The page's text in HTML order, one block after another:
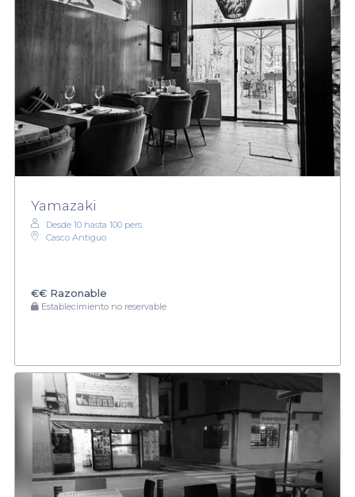
Yamazaki
Desde 10 hasta 100 pers.
Casco Antiguo
€€ Razonable
Establecimiento no reservable